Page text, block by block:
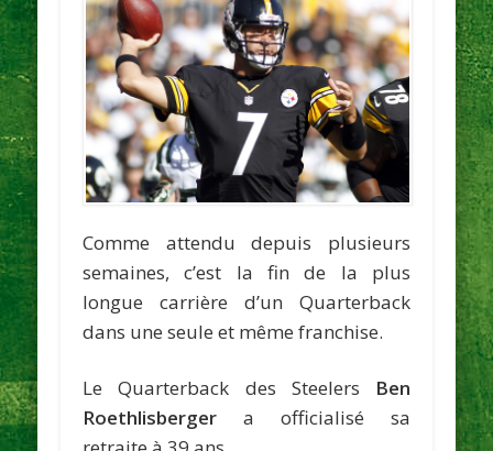
Comme attendu depuis plusieurs
semaines, c’est la fin de la plus
longue carrière d’un Quarterback
dans une seule et même franchise.
Le Quarterback des Steelers Ben
Roethlisberger a officialisé sa